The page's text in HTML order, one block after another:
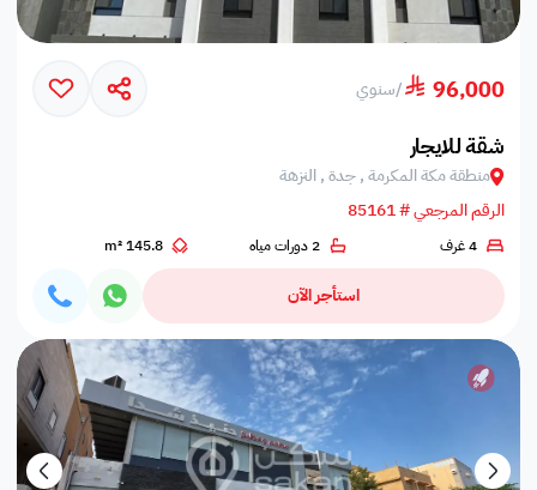
96,000
/سنوي
شقة للايجار
منطقة مكة المكرمة , جدة , النزهة
الرقم المرجعي # 85161
4 غرف 2 دورات مياه 145.8 m²
استأجر الآن